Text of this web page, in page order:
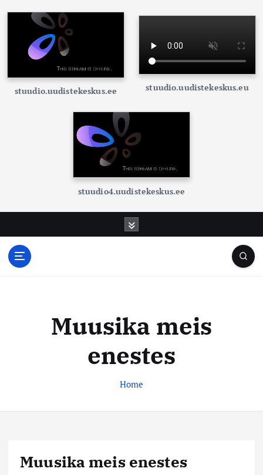
stuudio.uudistekeskus.ee stuudio.uudistekeskus.eu
stuudio4.uudistekeskus.ee
s
e
e
s
Muusika meis
enestes
Home
Muusika meis enestes